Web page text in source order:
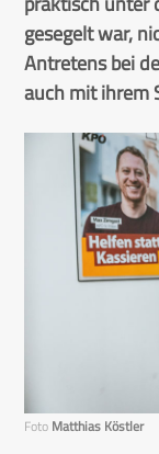
gesegelt war,
Antretens bei
auch mit ihrem
Foto Matthias Köstler